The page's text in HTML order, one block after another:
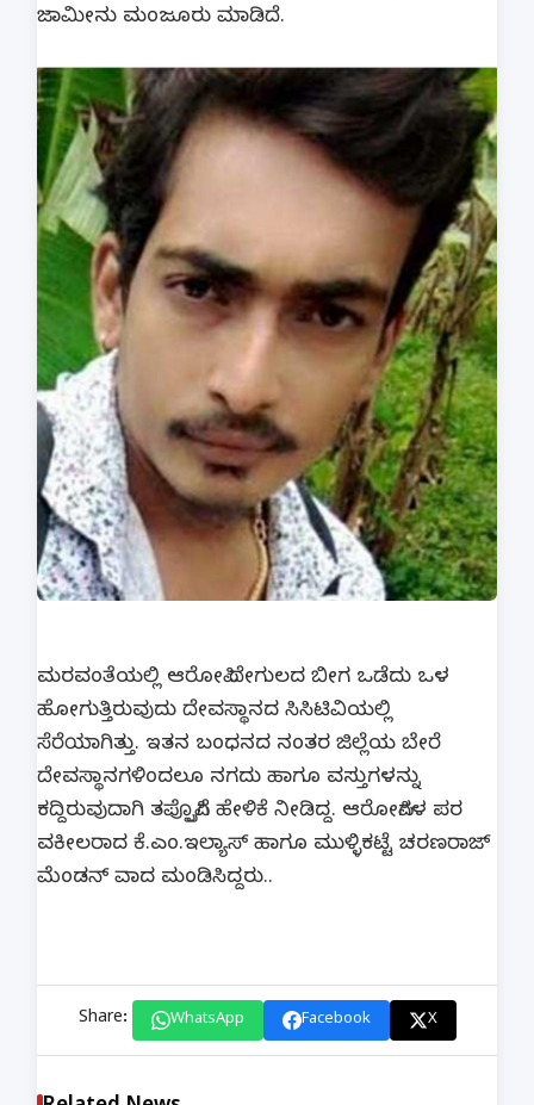
ಜಾಮೀನು ಮಂಜೂರು ಮಾಡಿದೆ.
ಮರವಂತೆಯಲ್ಲಿ ಆರೋಪಿ ದೇಗುಲದ ಬೀಗ ಒಡೆದು ಒಳ
ಹೋಗುತ್ತಿರುವುದು ದೇವಸ್ಥಾನದ ಸಿಸಿಟಿವಿಯಲ್ಲಿ
ಸೆರೆಯಾಗಿತ್ತು. ಇತನ ಬಂಧನದ ನಂತರ ಜಿಲ್ಲೆಯ ಬೇರೆ
ದೇವಸ್ಥಾನಗಳಿಂದಲೂ ನಗದು ಹಾಗೂ ವಸ್ತುಗಳನ್ನು
ಕದ್ದಿರುವುದಾಗಿ ತಪ್ಪೊಪ್ಪಿಗೆ ಹೇಳಿಕೆ ನೀಡಿದ್ದ. ಆರೋಪಿಗಳ ಪರ
ವಕೀಲರಾದ ಕೆ.ಎಂ.ಇಲ್ಯಾಸ್ ಹಾಗೂ ಮುಳ್ಳಿಕಟ್ಟೆ ಚರಣರಾಜ್
ಮೆಂಡನ್ ವಾದ ಮಂಡಿಸಿದ್ದರು..
Share: WhatsApp Facebook X